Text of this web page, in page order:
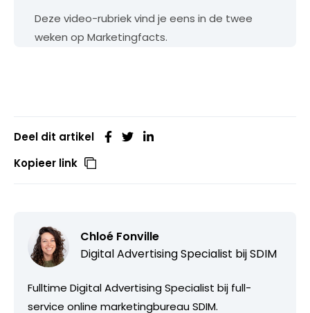
Deze video-rubriek vind je eens in de twee
weken op Marketingfacts.
Deel dit artikel
Kopieer link
Chloé Fonville
Digital Advertising Specialist bijSDIM
Fulltime Digital Advertising Specialist bij full-
service online marketingbureau SDIM.